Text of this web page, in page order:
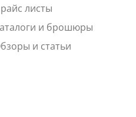
листы
и брошюры
и статьи